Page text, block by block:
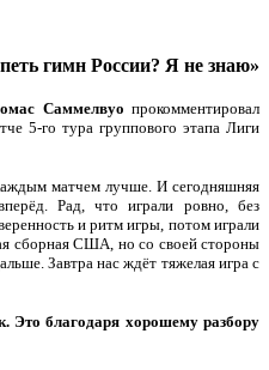
гимн России? Я не знаю»
Саммелвуо прокомментировал
5-го тура группового этапа Лиги
матчем лучше. И сегодняшняя
Рад, что играли ровно, без
и ритм игры, потом играли
сборная США, но со своей стороны
Завтра нас ждёт тяжелая игра с
Это благодаря хорошему разбору